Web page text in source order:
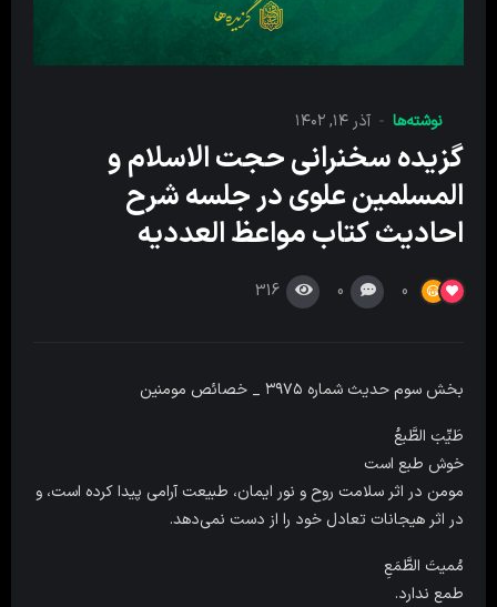
نوشته‌ها آذر ۱۴, ۱۴۰۲
گزیده سخنرانی حجت الاسلام و
المسلمین علوی در جلسه شرح
احادیث کتاب مواعظ العددیه
0
0
316
بخش سوم حدیث شماره ۳۹‌۷۵ _ خصائص مومنین
طَیِّبَ الطَّبعُ
خوش طبع است
مومن در اثر سلامت روح و نور ایمان، طبیعت آرامی پیدا کرده است، و
در اثر هیجانات تعادل خود را از دست نمی‌دهد.
مُمیتَ الطَّمَعِ
طمع ندارد.